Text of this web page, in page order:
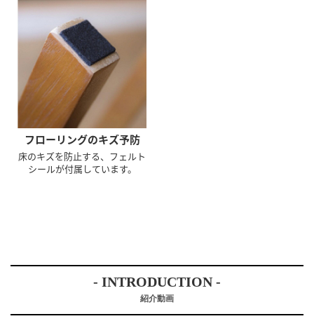
フローリングのキズ予防
床のキズを防止する、フェルト
シールが付属しています。
- INTRODUCTION -
紹介動画